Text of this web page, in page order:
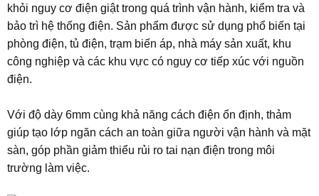
khỏi nguy cơ điện giật trong quá trình vận hành, kiểm tra và
bảo trì hệ thống điện. Sản phẩm được sử dụng phổ biến tại
phòng điện, tủ điện, trạm biến áp, nhà máy sản xuất, khu
công nghiệp và các khu vực có nguy cơ tiếp xúc với nguồn
điện.
Với độ dày 6mm cùng khả năng cách điện ổn định, thảm
giúp tạo lớp ngăn cách an toàn giữa người vận hành và mặt
sàn, góp phần giảm thiểu rủi ro tai nạn điện trong môi
trường làm việc.